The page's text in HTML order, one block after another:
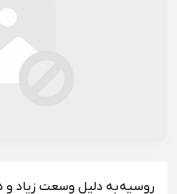
روسیه به دلیل وسعت زیاد